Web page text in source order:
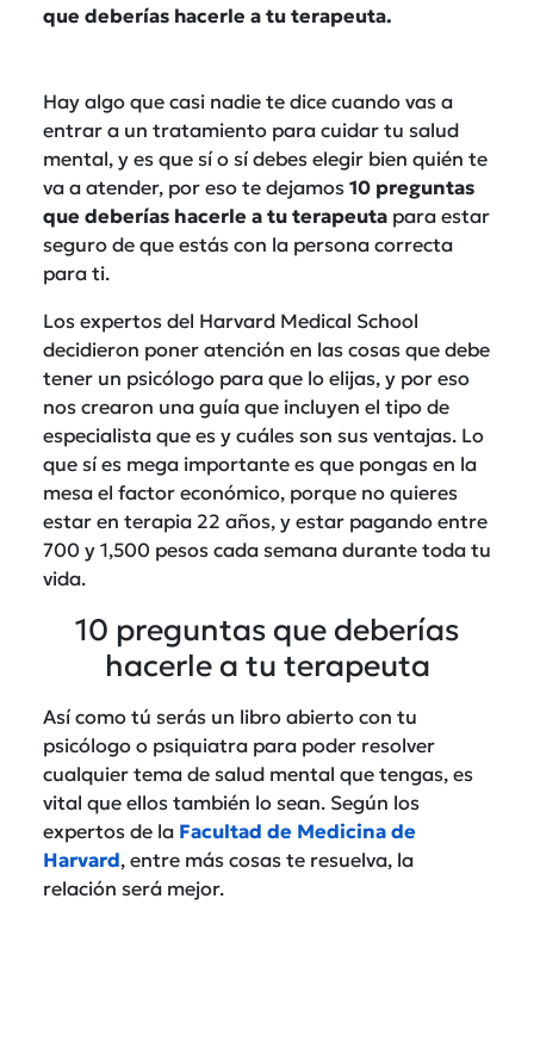
que deberías hacerle a tu terapeuta.
Hay algo que casi nadie te dice cuando vas a
entrar a un tratamiento para cuidar tu salud
mental, y es que sí o sí debes elegir bien quién te
va a atender, por eso te dejamos 10 preguntas
que deberías hacerle a tu terapeuta para estar
seguro de que estás con la persona correcta
para ti.
Los expertos del Harvard Medical School
decidieron poner atención en las cosas que debe
tener un psicólogo para que lo elijas, y por eso
nos crearon una guía que incluyen el tipo de
especialista que es y cuáles son sus ventajas. Lo
que sí es mega importante es que pongas en la
mesa el factor económico, porque no quieres
estar en terapia 22 años, y estar pagando entre
700 y 1,500 pesos cada semana durante toda tu
vida.
10 preguntas que deberías
hacerle a tu terapeuta
Así como tú serás un libro abierto con tu
psicólogo o psiquiatra para poder resolver
cualquier tema de salud mental que tengas, es
vital que ellos también lo sean. Según los
expertos de la Facultad de Medicina de
Harvard, entre más cosas te resuelva, la
relación será mejor.